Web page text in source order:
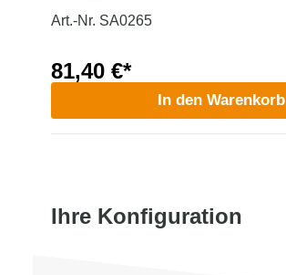
Art.-Nr. SA0265
81,40 €*
In den Warenkorb
Ihre Konfiguration